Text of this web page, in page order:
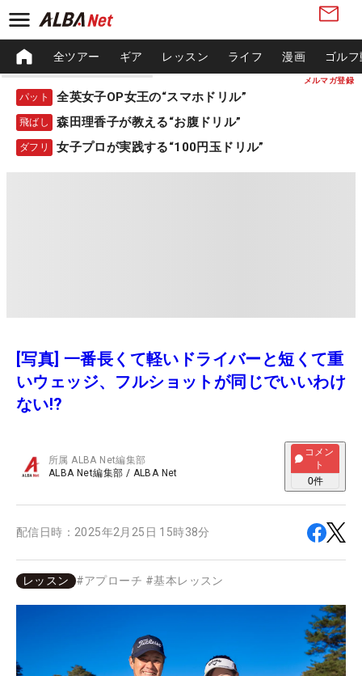
メルマガ登録
全ツアー ギア レッスン ライフ 漫画 ゴル
パット 全英女子OP女王の“スマホドリル”
飛ばし 森田理香子が教える“お腹ドリル”
ダフリ 女子プロが実践する“100円玉ドリル”
[写真] 一番長くて軽いドライバーと短くて重
いウェッジ、フルショットが同じでいいわけ
ない!?
所属ALBA Net編集部
ALBA Net編集部 / ALBA Net
コメン
ト
0件
配信日時： 2025年2月25日 15時38分
レッスン #アプローチ #基本レッスン